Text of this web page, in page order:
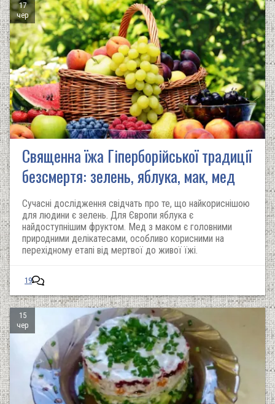
17
чер
Священна їжа Гіперборійської традиції
безсмертя: зелень, яблука, мак, мед
Сучасні дослідження свідчать про те, що найкориснішою
для людини є зелень. Для Європи яблука є
найдоступнішим фруктом. Мед з маком є головними
природними делікатесами, особливо корисними на
перехідному етапі від мертвої до живої їжі.
19
15
чер